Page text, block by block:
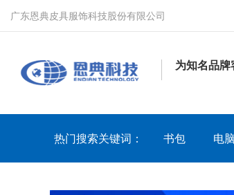
广东恩典皮具服饰科技股份有限公司
为知名品
热门搜索关键词： 书包 电脑